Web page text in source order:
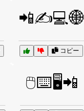
📲✍️💻🌐
コピー
🖱️⌨️🖥️📲